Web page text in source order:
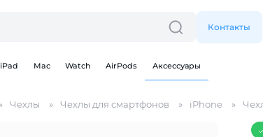
Контакты
iPad Mac Watch AirPods Аксессуары
Чехлы Чехлы для смартфонов iPhone